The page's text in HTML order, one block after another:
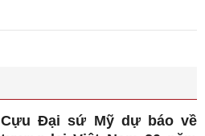
Cựu Đại sứ Mỹ dự báo về